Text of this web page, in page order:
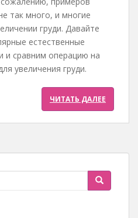
так много, и многие
груди. Давайте
естественные
и сравним операцию на
увеличения груди.
ЧИТАТЬ ДАЛЕЕ